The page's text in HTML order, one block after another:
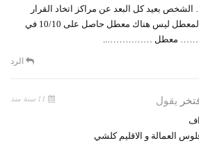
الشخص بعيد كل البعد عن مراكز اتخاد القرار
….ايه المعطل ليس هناك معطل حاصل على 10/10 في
…… معطل ……………..
الرد
يقول
العمالة و الاقليم كلشي